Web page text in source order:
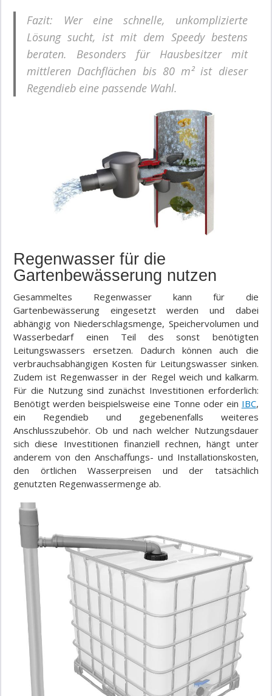
Fazit: Wer eine schnelle, unkomplizierte
Lösung sucht, ist mit dem Speedy bestens
beraten. Besonders für Hausbesitzer mit
mittleren Dachflächen bis 80 m² ist dieser
Regendieb eine passende Wahl.
Regenwasser für die
Gartenbewässerung nutzen
Gesammeltes Regenwasser kann für die
Gartenbewässerung eingesetzt werden und dabei
abhängig von Niederschlagsmenge, Speichervolumen und
Wasserbedarf einen Teil des sonst benötigten
Leitungswassers ersetzen. Dadurch können auch die
verbrauchsabhängigen Kosten für Leitungswasser sinken.
Zudem ist Regenwasser in der Regel weich und kalkarm.
Für die Nutzung sind zunächst Investitionen erforderlich:
Benötigt werden beispielsweise eine Tonne oder ein IBC,
ein Regendieb und gegebenenfalls weiteres
Anschlusszubehör. Ob und nach welcher Nutzungsdauer
sich diese Investitionen finanziell rechnen, hängt unter
anderem von den Anschaffungs- und Installationskosten,
den örtlichen Wasserpreisen und der tatsächlich
genutzten Regenwassermenge ab.